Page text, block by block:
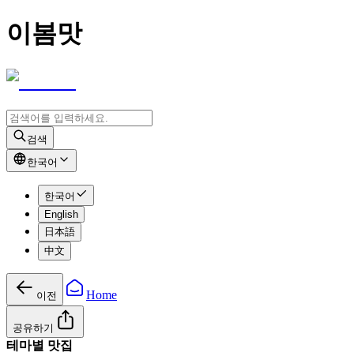
이봄맛
검색
한국어
한국어
English
日本語
中文
이전 Home
공유하기
테마별 맛집